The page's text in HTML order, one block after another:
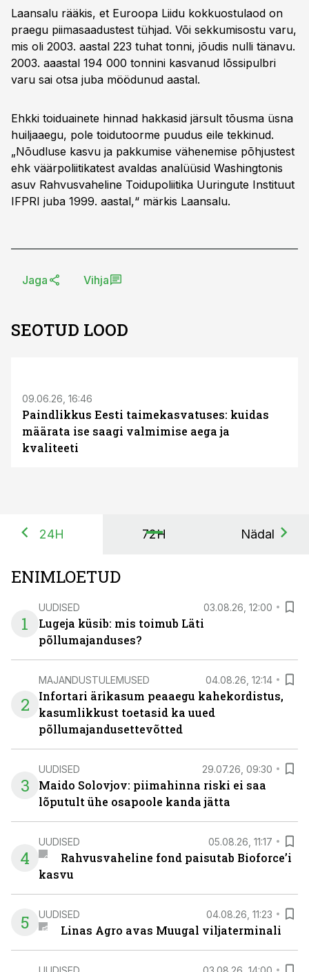
Laansalu rääkis, et Euroopa Liidu kokkuostulaod on
praegu piimasaadustest tühjad. Või sekkumisostu varu,
mis oli 2003. aastal 223 tuhat tonni, jõudis nulli tänavu.
2003. aaastal 194 000 tonnini kasvanud lõssipulbri
varu sai otsa juba möödunud aastal.
Ehkki toiduainete hinnad hakkasid järsult tõusma üsna
huiljaaegu, pole toidutoorme puudus eile tekkinud.
„Nõudluse kasvu ja pakkumise vähenemise põhjustest
ehk väärpoliitikatest avaldas analüüsid Washingtonis
asuv Rahvusvaheline Toidupoliitika Uuringute Instituut
IFPRI juba 1999. aastal,“ märkis Laansalu.
Jaga Vihja
SEOTUD LOOD
09.06.26, 16:46
Paindlikkus Eesti taimekasvatuses: kuidas
määrata ise saagi valmimise aega ja
kvaliteeti
24H 72H Nädal
ENIMLOETUD
1
UUDISED 03.08.26, 12:00
Lugeja küsib: mis toimub Läti
põllumajanduses?
2
MAJANDUSTULEMUSED 04.08.26, 12:14
Infortari ärikasum peaaegu kahekordistus,
kasumlikkust toetasid ka uued
põllumajandusettevõtted
3
UUDISED 29.07.26, 09:30
Maido Solovjov: piimahinna riski ei saa
lõputult ühe osapoole kanda jätta
4
UUDISED 05.08.26, 11:17
Rahvusvaheline fond paisutab Bioforce’i
kasvu
5 UUDISED 04.08.26, 11:23
Linas Agro avas Muugal viljaterminali